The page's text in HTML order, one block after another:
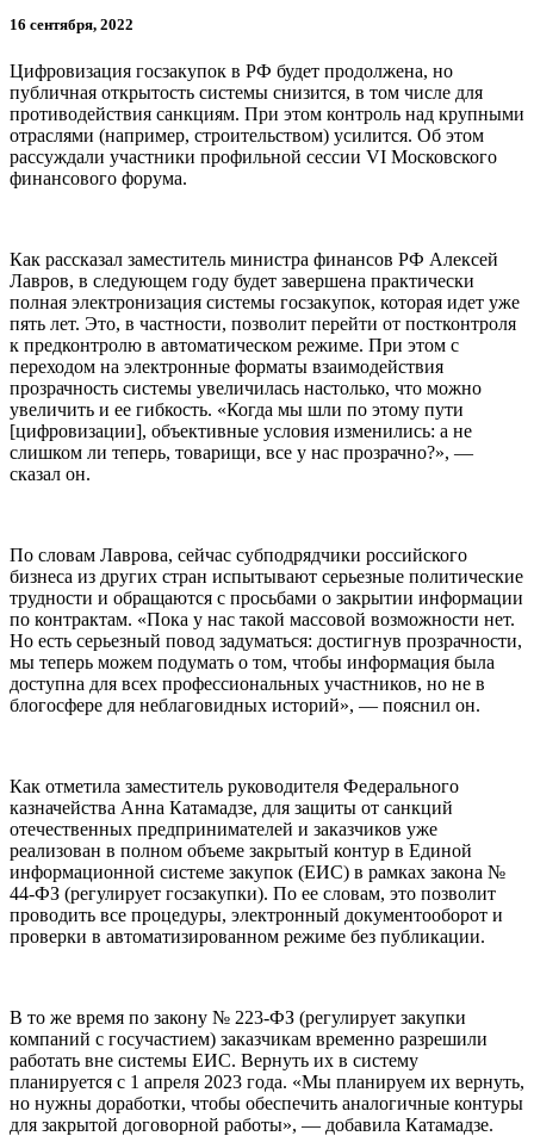
16 сентября, 2022
Цифровизация госзакупок в РФ будет продолжена, но
публичная открытость системы снизится, в том числе для
противодействия санкциям. При этом контроль над крупными
отраслями (например, строительством) усилится. Об этом
рассуждали участники профильной сессии VI Московского
финансового форума.
Как рассказал заместитель министра финансов РФ Алексей
Лавров, в следующем году будет завершена практически
полная электронизация системы госзакупок, которая идет уже
пять лет. Это, в частности, позволит перейти от постконтроля
к предконтролю в автоматическом режиме. При этом с
переходом на электронные форматы взаимодействия
прозрачность системы увеличилась настолько, что можно
увеличить и ее гибкость. «Когда мы шли по этому пути
[цифровизации], объективные условия изменились: а не
слишком ли теперь, товарищи, все у нас прозрачно?», —
сказал он.
По словам Лаврова, сейчас субподрядчики российского
бизнеса из других стран испытывают серьезные политические
трудности и обращаются с просьбами о закрытии информации
по контрактам. «Пока у нас такой массовой возможности нет.
Но есть серьезный повод задуматься: достигнув прозрачности,
мы теперь можем подумать о том, чтобы информация была
доступна для всех профессиональных участников, но не в
блогосфере для неблаговидных историй», — пояснил он.
Как отметила заместитель руководителя Федерального
казначейства Анна Катамадзе, для защиты от санкций
отечественных предпринимателей и заказчиков уже
реализован в полном объеме закрытый контур в Единой
информационной системе закупок (ЕИС) в рамках закона №
44-ФЗ (регулирует госзакупки). По ее словам, это позволит
проводить все процедуры, электронный документооборот и
проверки в автоматизированном режиме без публикации.
В то же время по закону № 223-ФЗ (регулирует закупки
компаний с госучастием) заказчикам временно разрешили
работать вне системы ЕИС. Вернуть их в систему
планируется с 1 апреля 2023 года. «Мы планируем их вернуть,
но нужны доработки, чтобы обеспечить аналогичные контуры
для закрытой договорной работы», — добавила Катамадзе.